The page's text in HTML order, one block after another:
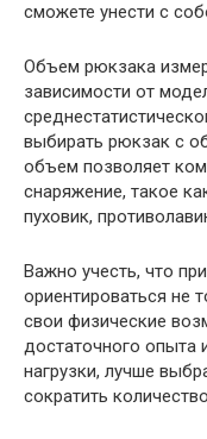
сможете унести с
Объем рюкзака
зависимости от
выбирать рюкзак с
объем позволяет
снаряжение, такое
пуховик,
Важно учесть, что
ориентироваться не
свои физические
достаточного опыта
нагрузки, лучше
сократить